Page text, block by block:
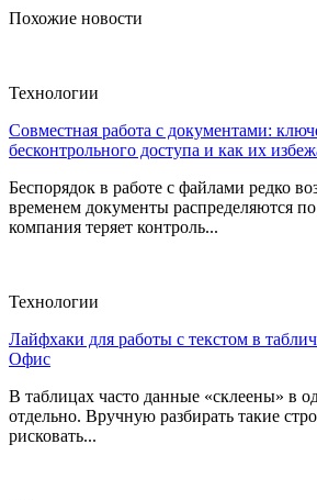
Похожие новости
Технологии
Совместная работа с документами:
бесконтрольного доступа и как их
Беспорядок в работе с файлами редко
временем документы распределяются
компания теряет контроль...
Технологии
Лайфхаки для работы с текстом в
Офис
В таблицах часто данные «склеены» в
отдельно. Вручную разбирать такие
рисковать...